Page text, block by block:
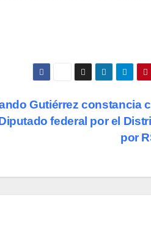
Gutiérrez constancia
federal por el
por